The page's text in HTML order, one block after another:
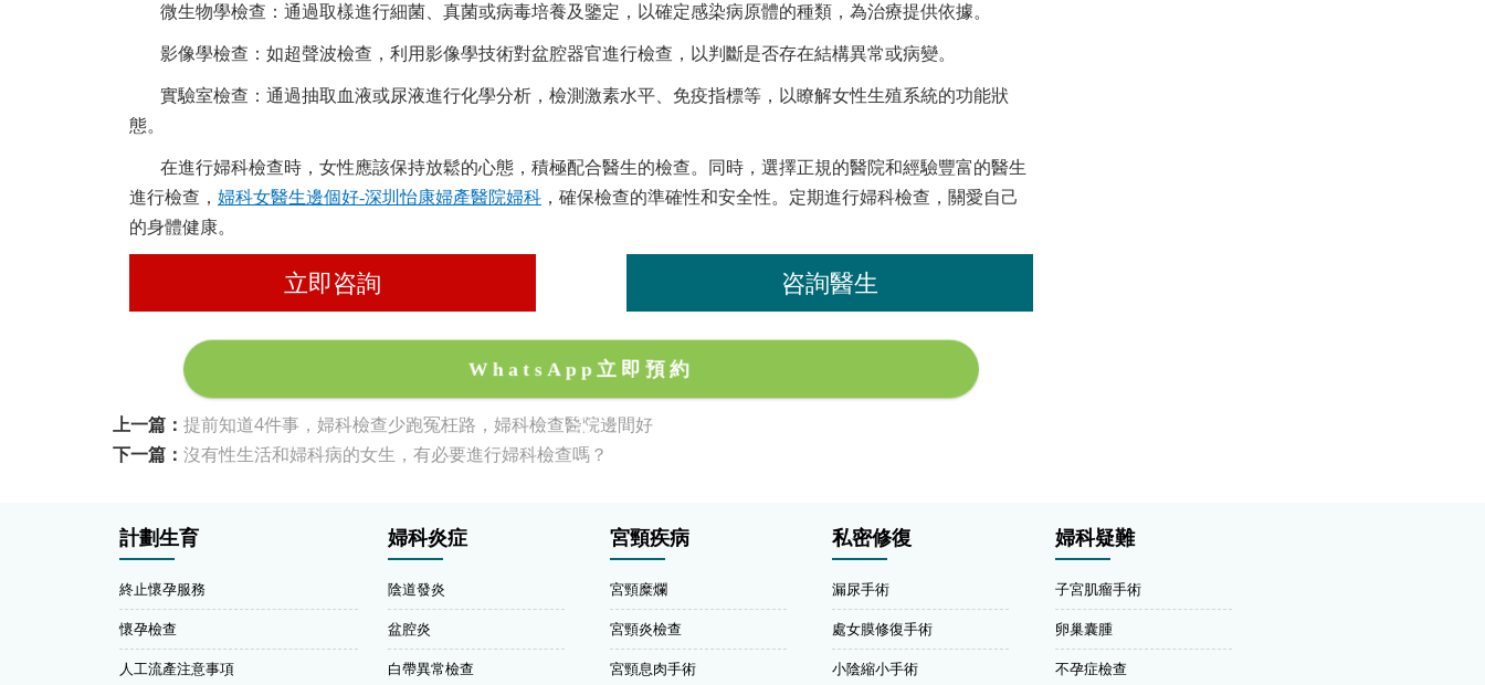
微生物學檢查：通過取樣進行細菌、真菌或病毒培養及鑒定，以確定感染病原體的種類，為治療提供依據。
影像學檢查：如超聲波檢查，利用影像學技術對盆腔器官進行檢查，以判斷是否存在結構異常或病變。
實驗室檢查：通過抽取血液或尿液進行化學分析，檢測激素水平、免疫指標等，以瞭解女性生殖系統的功能狀
態。
在進行婦科檢查時，女性應該保持放鬆的心態，積極配合醫生的檢查。同時，選擇正規的醫院和經驗豐富的醫生
進行檢查， 婦科女醫生邊個好-深圳怡康婦產醫院婦科 ，確保檢查的準確性和安全性。定期進行婦科檢查，關愛自己
的身體健康。
立即咨詢 咨詢醫生
WhatsApp立即預約
上一篇： 提前知道4件事，婦科檢查少跑冤枉路，婦科檢查醫院邊間好
下一篇： 沒有性生活和婦科病的女生，有必要進行婦科檢查嗎？
計劃生育
終止懷孕服務
懷孕檢查
人工流產注意事項
婦科炎症
陰道發炎
盆腔炎
白帶異常檢查
宮頸疾病
宮頸糜爛
宮頸炎檢查
宮頸息肉手術
私密修復
漏尿手術
處女膜修復手術
小陰縮小手術
婦科疑難
子宮肌瘤手術
卵巢囊腫
不孕症檢查